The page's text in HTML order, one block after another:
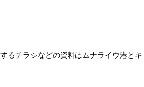
るチラシなどの資料はムナライウ港と